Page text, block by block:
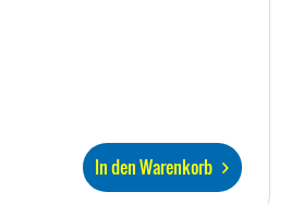
In den Warenkorb